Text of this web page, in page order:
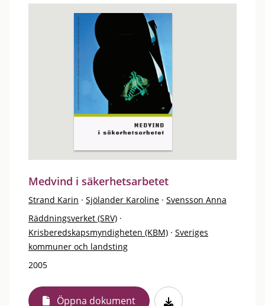
Medvind i säkerhetsarbetet
Strand Karin · Sjölander Karoline · Svensson Anna
Räddningsverket (SRV) ·
Krisberedskapsmyndigheten (KBM) · Sveriges
kommuner och landsting
2005
Öppna dokument